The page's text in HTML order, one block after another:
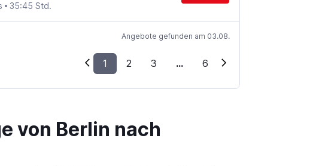
35:45 Std.
Angebote gefunden am 03.08.
1 2 3 ... 6
von Berlin nach